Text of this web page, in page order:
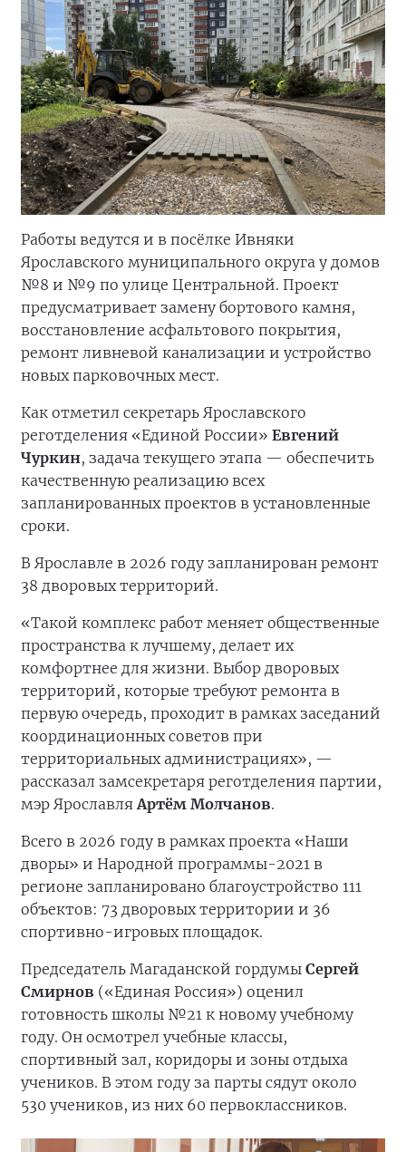
Работы ведутся и в посёлке Ивняки
Ярославского муниципального округа у домов
№8 и №9 по улице Центральной. Проект
предусматривает замену бортового камня,
восстановление асфальтового покрытия,
ремонт ливневой канализации и устройство
новых парковочных мест.
Как отметил секретарь Ярославского
реготделения «Единой России» Евгений
Чуркин, задача текущего этапа — обеспечить
качественную реализацию всех
запланированных проектов в установленные
сроки.
В Ярославле в 2026 году запланирован ремонт
38 дворовых территорий.
«Такой комплекс работ меняет общественные
пространства к лучшему, делает их
комфортнее для жизни. Выбор дворовых
территорий, которые требуют ремонта в
первую очередь, проходит в рамках заседаний
координационных советов при
территориальных администрациях», —
рассказал замсекретаря реготделения партии,
мэр ЯрославляАртём Молчанов.
Всего в 2026 году в рамках проекта «Наши
дворы» и Народной программы-2021 в
регионе запланировано благоустройство 111
объектов: 73 дворовых территории и 36
спортивно-игровых площадок.
Председатель Магаданской гордумы Сергей
Смирнов («Единая Россия») оценил
готовность школы №21 к новому учебному
году. Он осмотрел учебные классы,
спортивный зал, коридоры и зоны отдыха
учеников. В этом году за парты сядут около
530 учеников, из них 60 первоклассников.